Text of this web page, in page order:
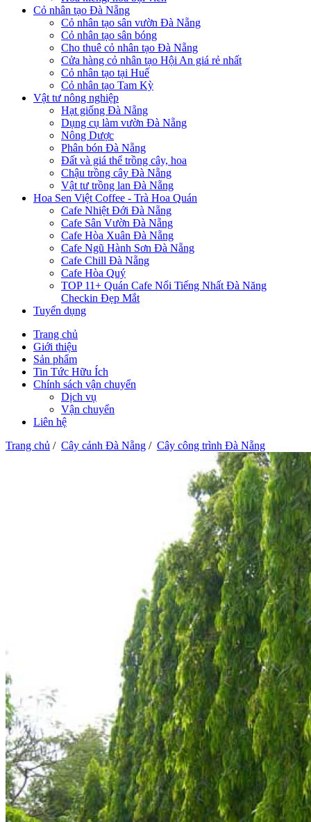
Cỏ nhân tạo Đà Nẵng
Cỏ nhân tạo sân vườn Đà Nẵng
Cỏ nhân tạo sân bóng
Cho thuê cỏ nhân tạo Đà Nẵng
Cửa hàng cỏ nhân tạo Hội An giá rẻ nhất
Cỏ nhân tạo tại Huế
Cỏ nhân tạo Tam Kỳ
Vật tư nông nghiệp
Hạt giống Đà Nẵng
Dụng cụ làm vườn Đà Nẵng
Nông Dược
Phân bón Đà Nẵng
Đất và giá thể trồng cây, hoa
Chậu trồng cây Đà Nẵng
Vật tư trồng lan Đà Nẵng
Hoa Sen Việt Coffee - Trà Hoa Quán
Cafe Nhiệt Đới Đà Nẵng
Cafe Sân Vườn Đà Nẵng
Cafe Hòa Xuân Đà Nẵng
Cafe Ngũ Hành Sơn Đà Nẵng
Cafe Chill Đà Nẵng
Cafe Hòa Quý
TOP 11+ Quán Cafe Nổi Tiếng Nhất Đà Năng
Checkin Đẹp Mắt
Tuyển dụng
Trang chủ
Giới thiệu
Sản phẩm
Tin Tức Hữu Ích
Chính sách vận chuyển
Dịch vụ
Vận chuyển
Liên hệ
Trang chủ / Cây cảnh Đà Nẵng / Cây công trình Đà Nẵng